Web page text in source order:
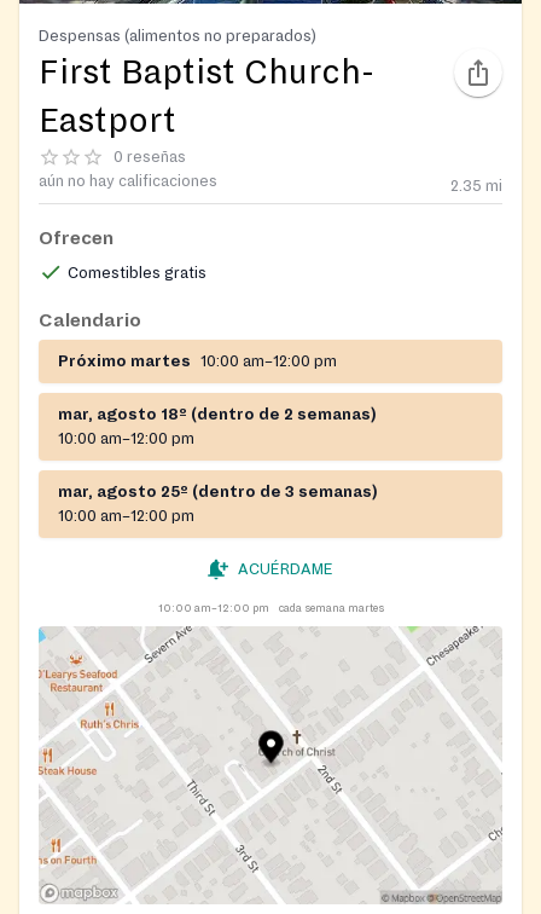
Despensas (alimentos no preparados)
First Baptist Church-
Eastport
0 reseñas
aún no hay calificaciones
2.35 mi
Ofrecen
Comestibles gratis
Calendario
Próximo martes 10:00 am–12:00 pm
mar, agosto 18º (dentro de 2 semanas)
10:00 am–12:00 pm
mar, agosto 25º (dentro de 3 semanas)
10:00 am–12:00 pm
ACUÉRDAME
10:00 am–12:00 pm cada semana martes